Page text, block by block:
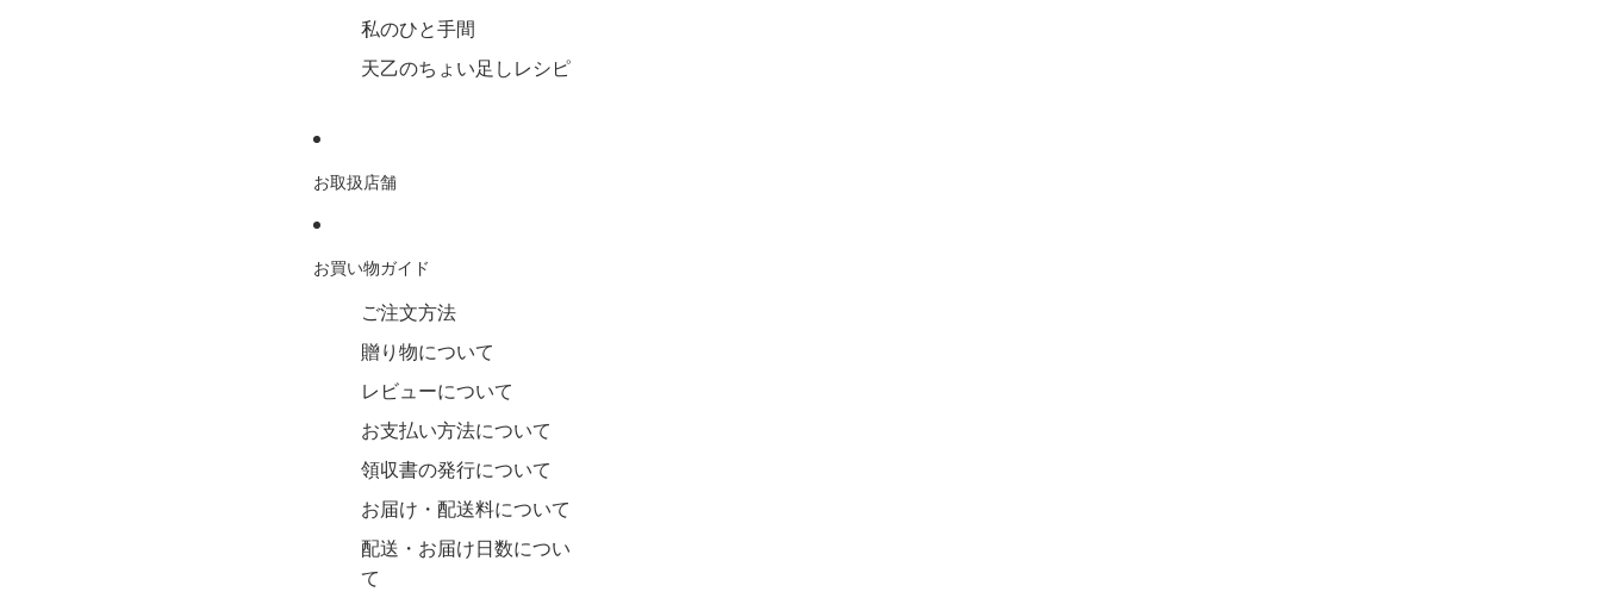
私のひと手間
天乙のちょい足しレシピ
お取扱店舗
お買い物ガイド
ご注文方法
贈り物について
レビューについて
お支払い方法について
領収書の発行について
お届け・配送料について
配送・お届け日数につい
て